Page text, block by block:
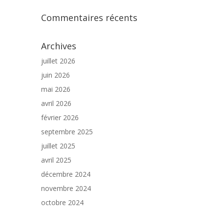
Commentaires récents
Archives
juillet 2026
juin 2026
mai 2026
avril 2026
février 2026
septembre 2025
juillet 2025
avril 2025
décembre 2024
novembre 2024
octobre 2024